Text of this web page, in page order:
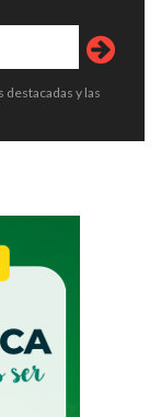
y las